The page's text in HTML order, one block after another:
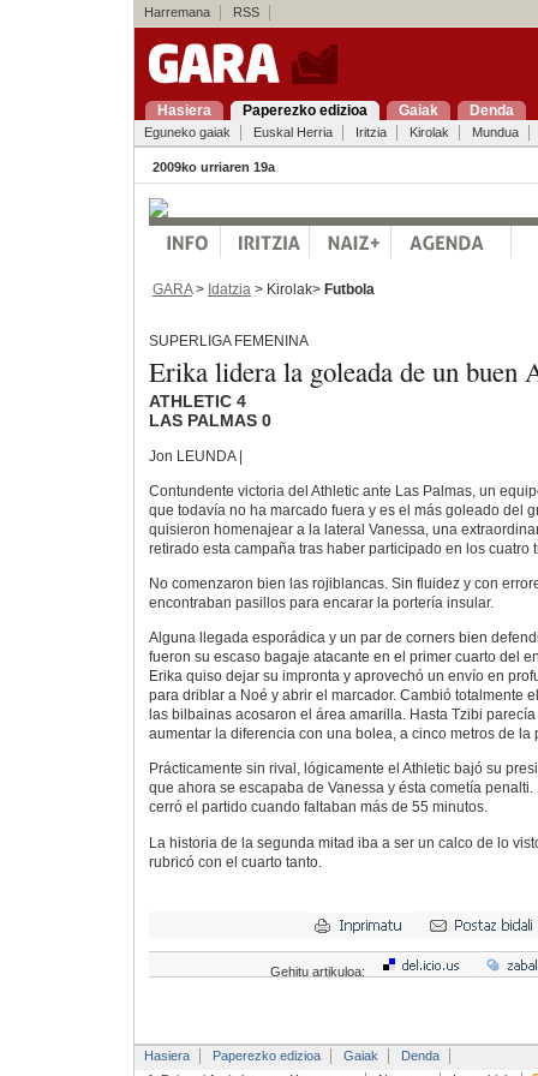
Harremana RSS
Hasiera Paperezko edizioa Gaiak Denda
Eguneko gaiak Euskal Herria Iritzia Kirolak Mundua
2009ko urriaren 19a
GARA> Idatzia > Kirolak> Futbola
SUPERLIGA FEMENINA
Erika lidera la goleada de un buen
ATHLETIC 4
LAS PALMAS 0
Jon LEUNDA |
Contundente victoria del Athletic ante Las Palmas, un
que todavía no ha marcado fuera y es el más goleado del
quisieron homenajear a la lateral Vanessa, una
retirado esta campaña tras haber participado en los cuatro
No comenzaron bien las rojiblancas. Sin fluidez y con
encontraban pasillos para encarar la portería insular.
Alguna llegada esporádica y un par de corners bien
fueron su escaso bagaje atacante en el primer cuarto del
Erika quiso dejar su impronta y aprovechó un envío en
para driblar a Noé y abrir el marcador. Cambió totalmente
las bilbainas acosaron el área amarilla. Hasta Tzibi
aumentar la diferencia con una bolea, a cinco metros de la
Prácticamente sin rival, lógicamente el Athletic bajó su
que ahora se escapaba de Vanessa y ésta cometía
cerró el partido cuando faltaban más de 55 minutos.
La historia de la segunda mitad iba a ser un calco de lo
rubricó con el cuarto tanto.
Gehitu artikuloa:
Hasiera Paperezko edizioa Gaiak
Denda